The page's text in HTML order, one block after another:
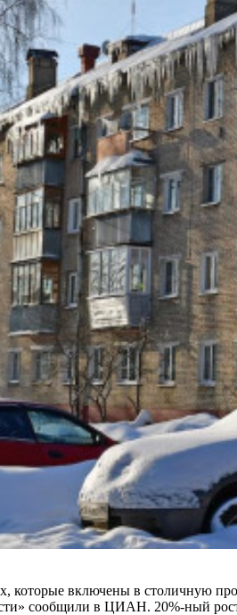
которые включены в столичную
сообщили в ЦИАН. 20%-ный рост